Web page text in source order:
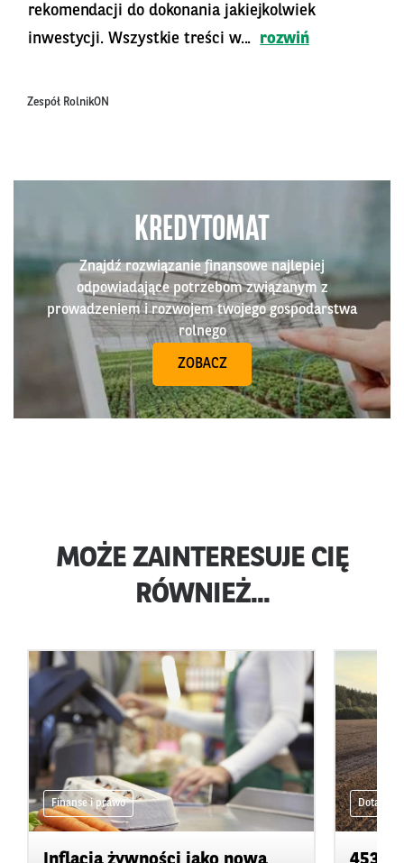
rekomendacji do dokonania jakiejkolwiek
inwestycji. Wszystkie treści w...
rozwiń
Zespół RolnikON
KREDYTOMAT
Znajdź rozwiązanie finansowe najlepiej
odpowiadające potrzebom związanym z
prowadzeniem i rozwojem twojego gospodarstwa
rolnego
ZOBACZ
MOŻE ZAINTERESUJE CIĘ
RÓWNIEŻ...
Finanse i prawo Dotacje